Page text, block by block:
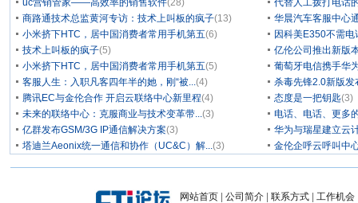
uc营销管家——高效率的销售软件(28)
代替人工拨打电话
商路通技术总监黄河专访：技术上叫板的疯子(13)
华晨汽车客服中心
小米挤下HTC，居中国消费者常用手机第五(6)
因科美E350不需
技术上叫板的疯子(5)
亿伦公司推出新版
小米挤下HTC，居中国消费者常用手机第五(5)
葡萄牙电信携手华
客服人生：入职凡客四年半的她，刚“被...(4)
杀毒先锋2.0新版发
腾讯EC与金伦合作 开启云联络中心新里程(4) 态度是一把钥匙(3)
未来的联络中心：克服商业与技术变革带...(3)
电话、电话、更多
亿群发布GSM/3G IP通信解决方案(3)
华为与瑞星建立云
塔迪兰Aeonix统一通信和协作（UC&C）解...(3) 金伦企呼云呼叫中
网站首页 公司简介 联系方式 工作机会